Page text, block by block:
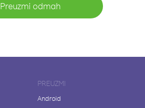
Preuzmi odmah
PREUZMI
Android